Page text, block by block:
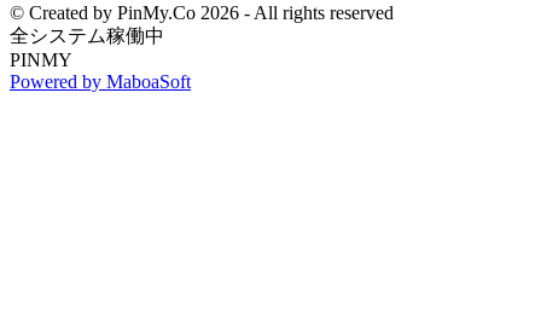
© Created by PinMy.Co 2026 - All rights reserved
全システム稼働中
PINMY
Powered by MaboaSoft